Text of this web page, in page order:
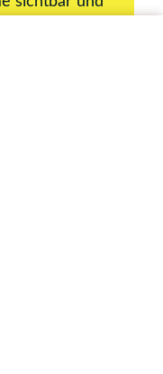
Also dort,
Trefferliste
müssen
erfüllen:
klar